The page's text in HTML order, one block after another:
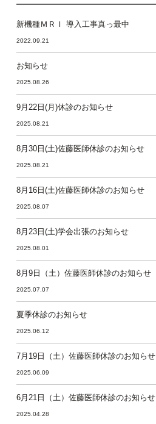
新機種ＭＲＩ 導入工事真っ最中
2022.09.21
お知らせ
2025.08.26
9月22日(月)休診のお知らせ
2025.08.21
8月30日(土)佐藤医師休診のお知らせ
2025.08.21
8月16日(土)佐藤医師休診のお知らせ
2025.08.07
8月23日(土)学会出張のお知らせ
2025.08.01
8月9日（土）佐藤医師休診のお知らせ
2025.07.07
夏季休診のお知らせ
2025.06.12
7月19日（土）佐藤医師休診のお知らせ
2025.06.09
6月21日（土）佐藤医師休診のお知らせ
2025.04.28